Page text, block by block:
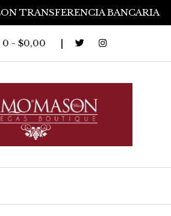
TRANSFERENCIA BANCARIA
0 - $0,00